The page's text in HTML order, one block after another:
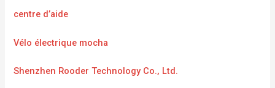
centre d’aide
Vélo électrique mocha
Shenzhen Rooder Technology Co., Ltd.